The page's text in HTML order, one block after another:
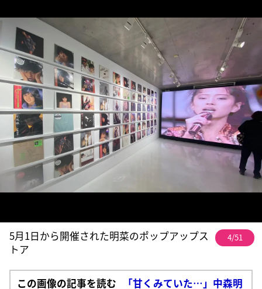
5月1日から開催された明菜のポップアップス
トア
4/51
この画像の記事を読む 「甘くみていた…」中森明